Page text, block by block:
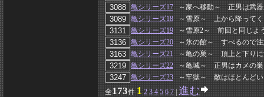
亀シリーズ17
～家へ移動～ 正男は武器
亀シリーズ18
～雪原～ 上から降って
亀シリーズ19
～雪原2～ 前回と同じよ
亀シリーズ20
～氷の館～ すべるので
亀シリーズ21
～亀の巣～ 頂上と下りに
亀シリーズ22
～亀城～ 正男はカメの巣
亀シリーズ23
～牢獄～ 敵はほとんどい
全173件 1 2 3 4 5 6 7 進む